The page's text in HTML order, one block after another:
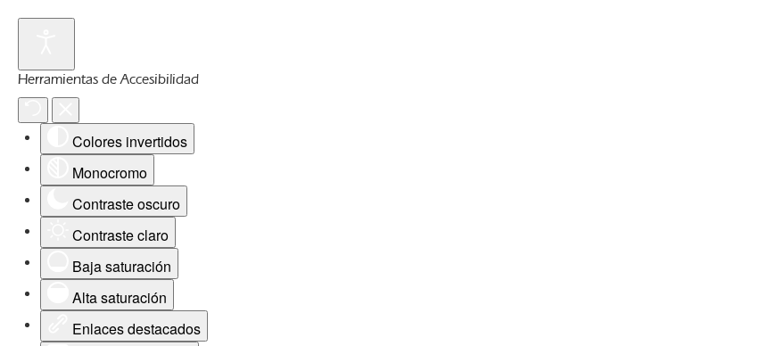
Herramientas de Accesibilidad
Colores invertidos
Monocromo
Contraste oscuro
Contraste claro
Baja saturación
Alta saturación
Enlaces destacados